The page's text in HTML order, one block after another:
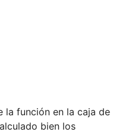
la función en la caja de
bien los